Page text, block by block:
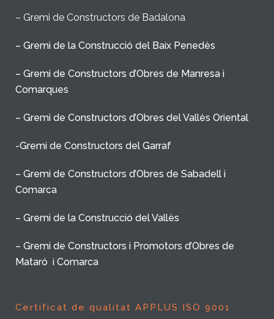
– Gremi de Constructors de Badalona
– Gremi de la Construcció del Baix Penedès
– Gremi de Constructors d’Obres de Manresa i
Comarques
– Gremi de Constructors d’Obres del Vallès Oriental
-Gremi de Constructors del Garraf
– Gremi de Constructors d’Obres de Sabadell i
Comarca
– Gremi de la Construcció del Vallès
– Gremi de Constructors i Promotors d’Obres de
Mataró i Comarca
Certificat de qualitat APPLUS ISO 9001